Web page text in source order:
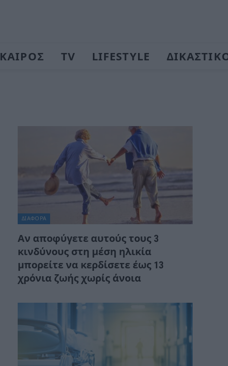
ΚΑΙΡΟΣ TV LIFESTYLE
ΔΙΆΦΟΡΑ
Αν αποφύγετε αυτούς τους 3
κινδύνους στη μέση ηλικία
μπορείτε να κερδίσετε έως 13
χρόνια ζωής χωρίς άνοια